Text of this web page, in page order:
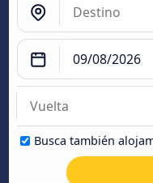
Busca también